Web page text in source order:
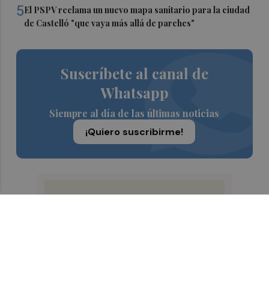
5El PSPV reclama un nuevo mapa sanitario para la ciudad
de Castelló "que vaya más allá de parches"
Suscríbete al canal de
Whatsapp
Siempre al día de las últimas noticias
¡Quiero suscribirme!